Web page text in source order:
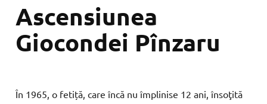
Ascensiunea
Giocondei Pînzaru
În 1965,o fetiță, care încă nuîmplinise 12ani, însoţită